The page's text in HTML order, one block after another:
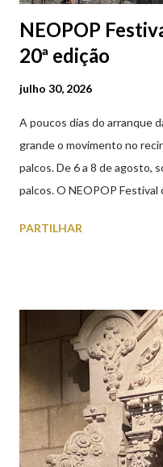
NEOPOP
20ª edição
julho 30, 2026
A poucos dias do arranque
grande o movimento no
palcos. De 6 a 8 de agosto,
palcos. O NEOPOP Festival
Portugal e um dos mais
PARTILHAR